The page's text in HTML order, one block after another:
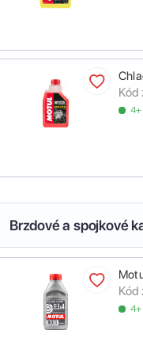
Kód
4+
Brzdové a spojkové
Kód
4+